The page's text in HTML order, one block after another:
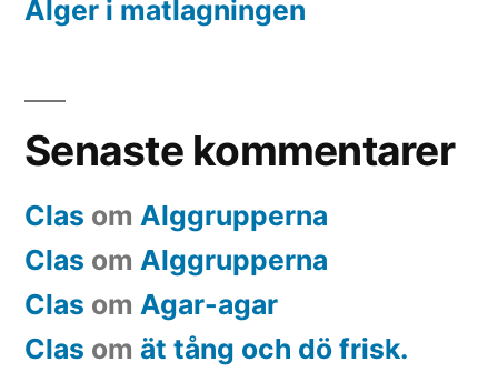
Alger i matlagningen
Senaste kommentarer
Clas om Alggrupperna
Clas om Alggrupperna
Clas om Agar-agar
Clas om ät tång och dö frisk.